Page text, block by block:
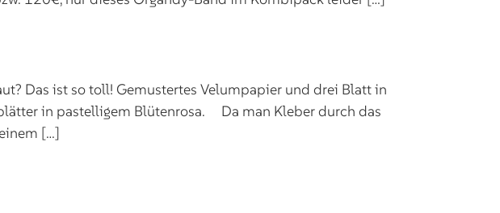
Das ist so toll! Gemustertes Velumpapier und drei Blatt in
in pastelligem Blütenrosa. Da man Kleber durch das
[…]